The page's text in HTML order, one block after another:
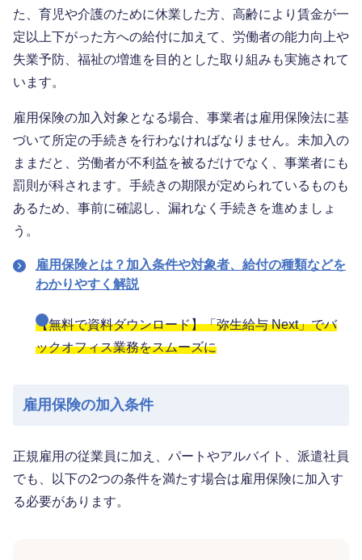
た、育児や介護のために休業した方、高齢により賃金が一
定以上下がった方への給付に加えて、労働者の能力向上や
失業予防、福祉の増進を目的とした取り組みも実施されて
います。
雇用保険の加入対象となる場合、事業者は雇用保険法に基
づいて所定の手続きを行わなければなりません。未加入の
ままだと、労働者が不利益を被るだけでなく、事業者にも
罰則が科されます。手続きの期限が定められているものも
あるため、事前に確認し、漏れなく手続きを進めましょ
う。
雇用保険とは？加入条件や対象者、給付の種類などを
わかりやすく解説
【無料で資料ダウンロード】「弥生給与 Next」でバ
ックオフィス業務をスムーズに
雇用保険の加入条件
正規雇用の従業員に加え、パートやアルバイト、派遣社員
でも、以下の2つの条件を満たす場合は雇用保険に加入す
る必要があります。